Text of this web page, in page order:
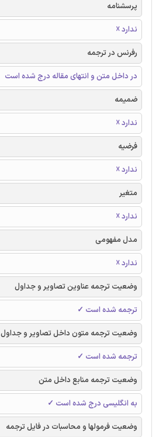
پرسشنامه
ندارد ☓
رفرنس در ترجمه
در داخل متن و انتهای مقاله درج شده است
ضمیمه
ندارد ☓
فرضیه
ندارد ☓
متغیر
ندارد ☓
مدل مفهومی
ندارد ☓
وضعیت ترجمه عناوین تصاویر و جداول
ترجمه شده است ✓
وضعیت ترجمه متون داخل تصاویر و جداول
ترجمه شده است ✓
وضعیت ترجمه منابع داخل متن
به انگلیسی درج شده است ✓
وضعیت فرمولها و محاسبات در فایل ترجمه